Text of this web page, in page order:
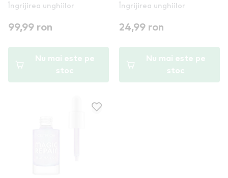
Îngrijirea unghiilor
99,99 ron
Nu mai este pe
stoc
Îngrijirea unghiilor
24,99 ron
Nu mai este pe
stoc